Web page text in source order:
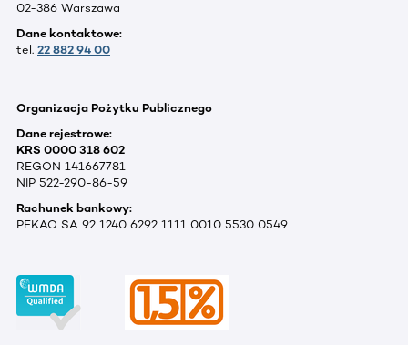
02-386 Warszawa
Dane kontaktowe:
tel. 22 882 94 00
Organizacja Pożytku Publicznego
Dane rejestrowe:
KRS 0000 318 602
REGON 141667781
NIP 522-290-86-59
Rachunek bankowy:
PEKAO SA 92 1240 6292 1111 0010 5530 0549